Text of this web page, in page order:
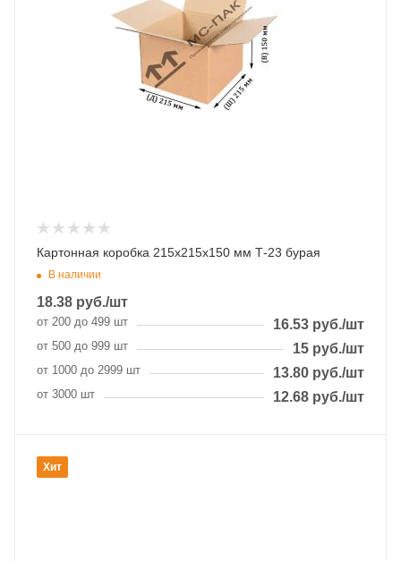
Картонная коробка 215х215х150 мм Т-23 бурая
В наличии
18.38 руб./шт
от 200 до 499 шт 16.53 руб./шт
от 500 до 999 шт 15 руб./шт
от 1000 до 2999 шт 13.80 руб./шт
от 3000 шт 12.68 руб./шт
Хит